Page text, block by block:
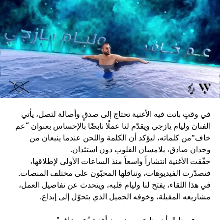
ريتشي
جائزة صناع الترفيه الفخرية: المخرج المصري محمد عبد العزيز
جائزة صناع الترفيه الفخرية: المصمم اللبناني زهير مراد
جائزة صناع الترفيه الفخرية: الممثلة الكويتية القديرة مريم
الصالح، الممثل الكويتي القدير ابراهيم الصلال، الممثل والمخرج
السعودي سعد خضر، الممثل السعودي عبد الرحمن الخطيب،
الممثل والمخرج والمؤلف الكويتي عبد الرحمن العقل، الممثل
والمنتج السعودي علي ابراهيم، الممثل والمؤلف القطري غانم
السليطي، الممثل والمخرج السعودي محمد الطويان
جائزة صناع الترفيه الماسية: صاحب السمو الملكي الأمير
والشاعر الراحل بدر بن عبد المحسن
جائزة الوجه الجديد المفضل عن فئة المسلسلات: العنود عبد
الحكيم
جائزة أفضل مؤثر: أحمد القحطاني “شونق بونق”
جائزة أفضل مؤثرة: نارين عمارة “نارين بيوتي”
جائزة أفضل مخرج عن فئة المسلسلات: رشا شربتجي
جائزة الانجاز مدى الحياة: الفنان القدير ياسر العظمة
جائزة الانجاز مدى الحياة: الممثل والمخرج الأميركي مورغان
في وقتٍ باتت فيه الأغنية تحتاج إلى صدقٍ وأصالة لتصل، يأتي
الفنان وليام يازجي ويقدّم لنا عملًا نابضًا بالإحساس بعنوان “عم
خاف”من كلماته، ليؤكد أن الكلمة واللحن عندما ينبعان من
وجدان صادق، يلامسان القلوب دون استئذان.
حقّقت الأغنية انتشاراً واسعاً منذ الساعات الأولى لإطلاقها،
فتصدّرت الفيديوهات، وتناقلها المحبّون على مختلف المنصات.
في هذا اللقاء، يفتح لنا وليام قلبه، ويتحدث عن تفاصيل العمل،
مشاريعه المقبلة، وخوفه الجميل الذي يتحوّل إلى إبداع.